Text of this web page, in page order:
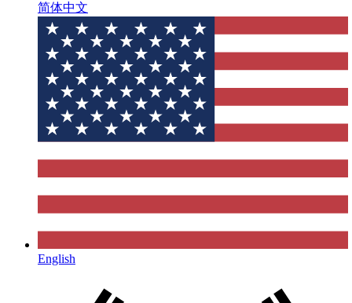
简体中文
English